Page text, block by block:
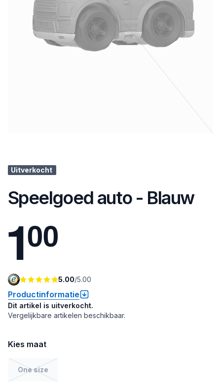
Uitverkocht
Speelgoed auto - Blauw
100
5.00/5.00
Productinformatie
Dit artikel is uitverkocht.
Vergelijkbare artikelen beschikbaar.
Kies maat
One size